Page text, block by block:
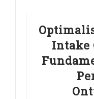
Intake